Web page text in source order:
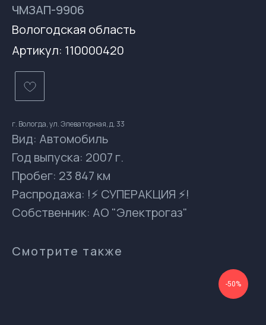
ЧМЗАП-9906
Вологодская область
Артикул: 110000420
г. Вологда, ул. Элеваторная, д. 33
Вид: Автомобиль
Год выпуска: 2007 г.
Пробег: 23 847 км
Распродажа: !⚡ СУПЕРАКЦИЯ ⚡!
Собственник: АО "Электрогаз"
Смотрите также
-50%
Контакты
+7 (812) 655-08-08 доб. 2811